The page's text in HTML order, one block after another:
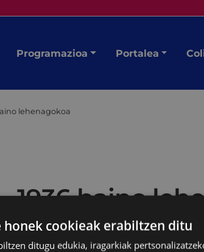
Programazioa Portalea
lehenagokoa
1936 baino
honek cookieak erabiltzen ditu
ditugu edukia, iragarkiak